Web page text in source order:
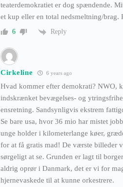
teaterdemokratiet er dog spændende.
et kup eller en total nedsmeltning/brag.
6 Reply
Cirkeline 6 years ago
Hvad kommer efter demokrati? NWO,
indskrænket bevægelses- og
ensretning. Sandsynligvis ekstrem
Se bare usa, hvor 36 mio har mistet
unge holder i kilometerlange køer,
for at få gratis mad! De værste billeder
sørgeligt at se. Grunden er lagt til
aldrig oprør i Danmark, det er vi for
hjernevaskede til at kunne orkestrere.